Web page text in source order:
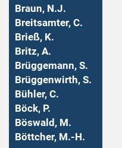
Braun, N.J.
Breitsamter, C.
Brieß, K.
Britz, A.
Brüggemann, S.
Brüggenwirth, S.
Bühler, C.
Böck, P.
Böswald, M.
Böttcher, M.-H.